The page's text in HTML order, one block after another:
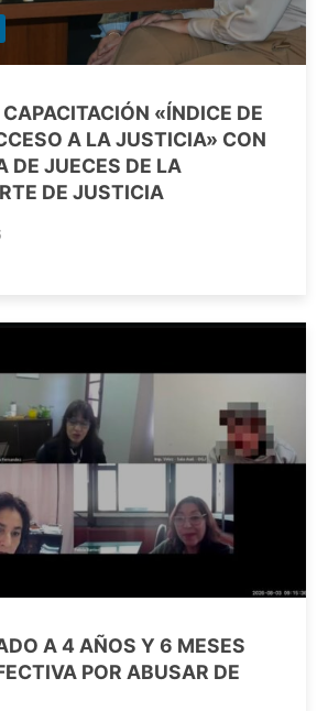
«ÍNDICE DE
A LA JUSTICIA» CON
DE JUECES DE LA
DE JUSTICIA
A 4 AÑOS Y 6 MESES
POR ABUSAR DE